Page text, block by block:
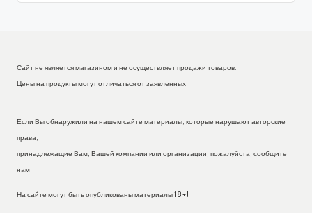
Сайт не является магазином и не осуществляет продажи товаров.
Цены на продукты могут отличаться от заявленных.
Если Вы обнаружили на нашем сайте материалы, которые нарушают авторские
права,
принадлежащие Вам, Вашей компании или организации, пожалуйста, сообщите
нам.
На сайте могут быть опубликованы материалы 18+!